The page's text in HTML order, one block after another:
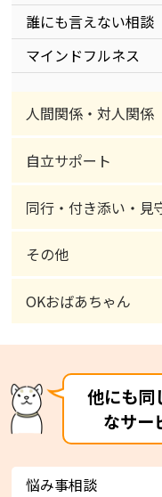
誰にも言えない相談
マインドフルネス
人間関係・対人関係
自立サポート
同行・付き添い・見
その他
OKおばあちゃん
他にも同
なサー
悩み事相談